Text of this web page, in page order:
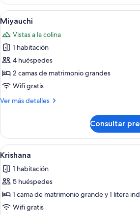
Abrir
todas
las
fotos
de
Miyauchi
Un
4
Miyauchi
Vistas a la colina
1 habitación
4 huéspedes
2 camas de matrimonio grandes
Wifi gratis
Ver más detalles
Más
Consultar
Abrir
todas
las
fotos
de
Krishana
Un
3
Krishana
1 habitación
5 huéspedes
1 cama de matrimonio grande y 1 litera
Wifi gratis